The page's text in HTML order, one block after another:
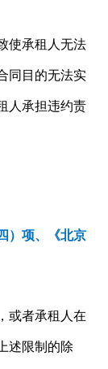
使承租人无法
同目的无法实
人承担违约责
）项、《北京
或者承租人在
述限制的除